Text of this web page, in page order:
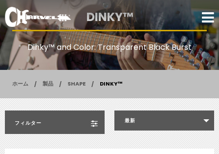
DINKY™
Dinky™ and Color: Transparent Black Burst
ホーム 製品 SHAPE DINKY™
フィルター 最新